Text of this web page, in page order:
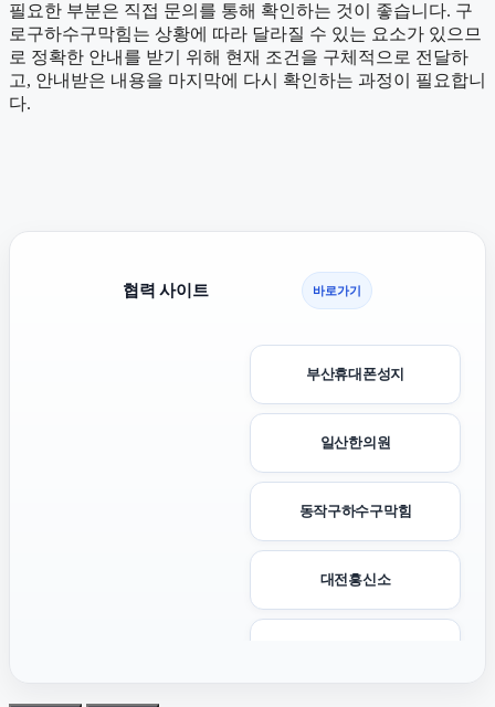
필요한 부분은 직접 문의를 통해 확인하는 것이 좋습니다. 구
로구하수구막힘는 상황에 따라 달라질 수 있는 요소가 있으므
로 정확한 안내를 받기 위해 현재 조건을 구체적으로 전달하
고, 안내받은 내용을 마지막에 다시 확인하는 과정이 필요합니
다.
협력 사이트 바로가기
부산휴대폰성지
일산한의원
동작구하수구막힘
대전흥신소